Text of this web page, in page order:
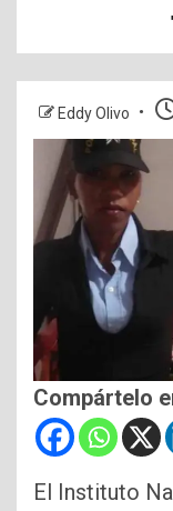
Eddy Olivo
Compártelo
El Instituto